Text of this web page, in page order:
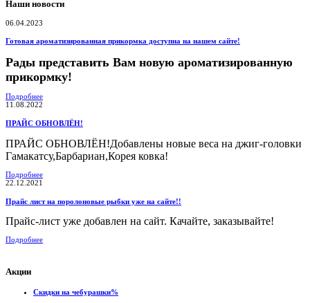
Наши новости
06.04.2023
Готовая ароматизированная прикормка доступна на нашем сайте!
Рады представить Вам новую ароматизированную
прикормку!
Подробнее
11.08.2022
ПРАЙС ОБНОВЛЁН!
ПРАЙС ОБНОВЛЁН!Добавлены новые веса на джиг-головки
Гамакатсу,Барбариан,Корея ковка!
Подробнее
22.12.2021
Прайс лист на поролоновые рыбки уже на сайте!!
Прайс-лист уже добавлен на сайт. Качайте, заказывайте!
Подробнее
Акции
Скидки на чебурашки%